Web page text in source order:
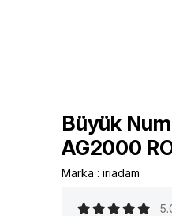
Büyük
AG2000
Marka : iriadam